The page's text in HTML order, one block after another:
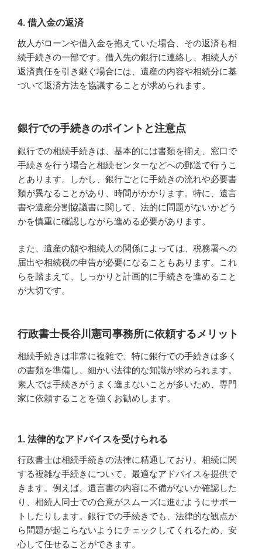
4. 借入金の返済
故人がローンや借入金を抱えていた場合、その返済も相
続手続きの一部です。借入先の銀行に連絡し、相続人が
返済責任を引き継ぐ場合には、遺産の内容や相続分に基
づいて返済方法を協議することが求められます。
銀行での手続きのポイントと注意点
銀行での相続手続きは、基本的には書類を揃え、窓口で
手続きを行う場合と相続センターなどへの郵送で行うこ
とあります。しかし、銀行ごとに手続きの流れや必要書
類が異なることがあり、時間がかかります。特に、遺言
書や遺産分割協議書に関して、法的に問題がないかどう
かを慎重に確認しながら進める必要があります。
また、遺産の額や相続人の関係によっては、税務署への
届出や相続税の申告が必要になることもあります。これ
らを踏まえて、しっかりと計画的に手続きを進めること
が大切です。
行政書士長谷川憲司事務所に依頼するメリット
相続手続きは非常に複雑で、特に銀行での手続きは多く
の書類を準備し、細かい法律的な知識が求められます。
素人では手続きがうまく進まないことが多いため、専門
家に依頼することを強くお勧めします。
1. 法律的なアドバイスを受けられる
行政書士は相続手続きの法律に精通しており、相続に関
する複雑な手続きについて、最適なアドバイスを提供で
きます。例えば、遺言書の内容に不備がないか確認した
り、相続人同士での合意がスムーズに進むようにサポー
トしたりします。銀行での手続きでも、法律的な観点か
ら問題が起こらないようにチェックしてくれるため、安
心して任せることができます。